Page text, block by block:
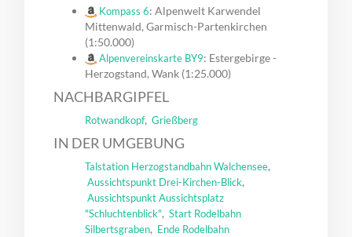
Kompass 6: Alpenwelt Karwendel
Mittenwald, Garmisch-Partenkirchen
(1:50.000)
Alpenvereinskarte BY9: Estergebirge -
Herzogstand, Wank (1:25.000)
NACHBARGIPFEL
Rotwandkopf,Grießberg
IN DER UMGEBUNG
Talstation Herzogstandbahn Walchensee,
Aussichtspunkt Drei-Kirchen-Blick,
Aussichtspunkt Aussichtsplatz
"Schluchtenblick",Start Rodelbahn
Silbertsgraben, Ende Rodelbahn